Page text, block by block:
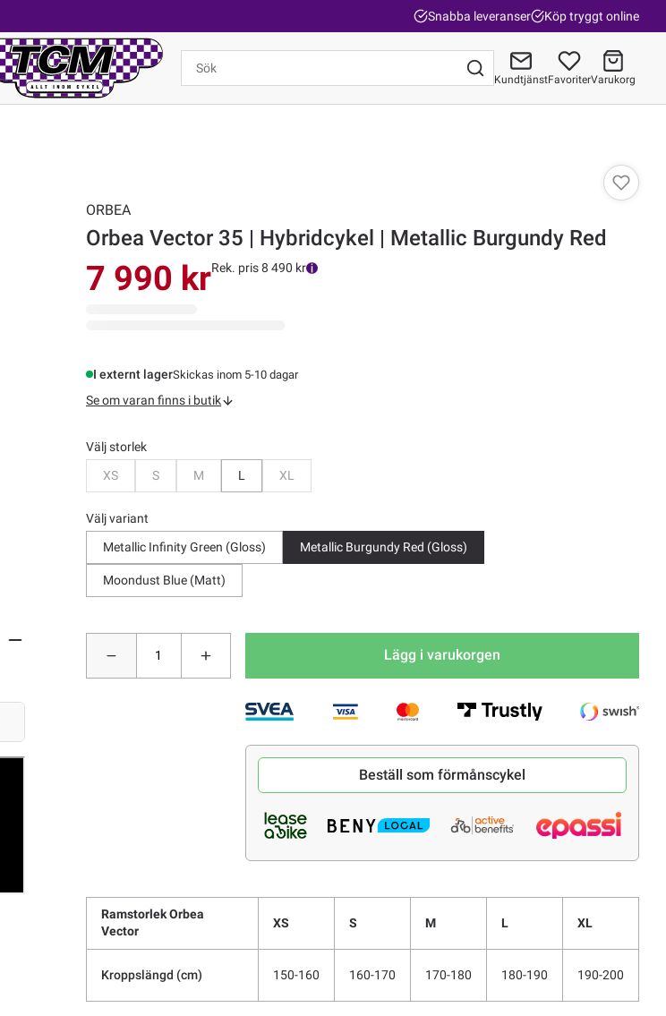
Snabba leveranser Köp tryggt online
KundtjänstFavoriterVarukorg
ORBEA
Orbea Vector 35 | Hybridcykel | Metallic Burgundy Red
7 990 krRek. pris 8 490 kr
I externt lagerSkickas inom 5-10 dagar
Se om varan finns i butik
Välj storlek
XS
S M L XL
Välj variant
Metallic Infinity Green (Gloss)
Metallic Burgundy Red (Gloss)
Moondust Blue (Matt)
Lägg i varukorgen
Beställ som förmånscykel
Ramstorlek Orbea
Vector
XS S M L XL
Kroppslängd (cm) 150-160 160-170 170-180 180-190 190-200